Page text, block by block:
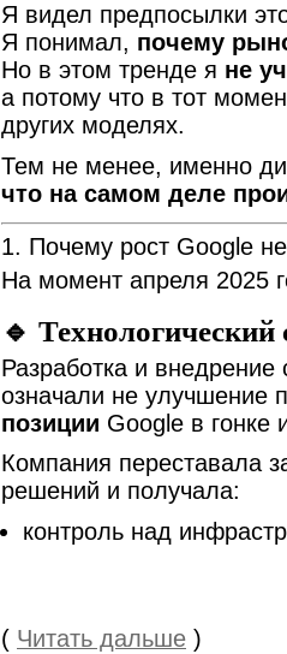
Я видел предпосылки
Я понимал, почему
Но в этом тренде я не
а потому что в тот
других моделях.
Тем не менее, именно
что на самом деле
1. Почему рост Google
На момент апреля 2025
🔹 Технологический
Разработка и
означали не улучшение
позиции Google в гонке
Компания переставала
решений и получала:
контроль над
( Читать дальше )